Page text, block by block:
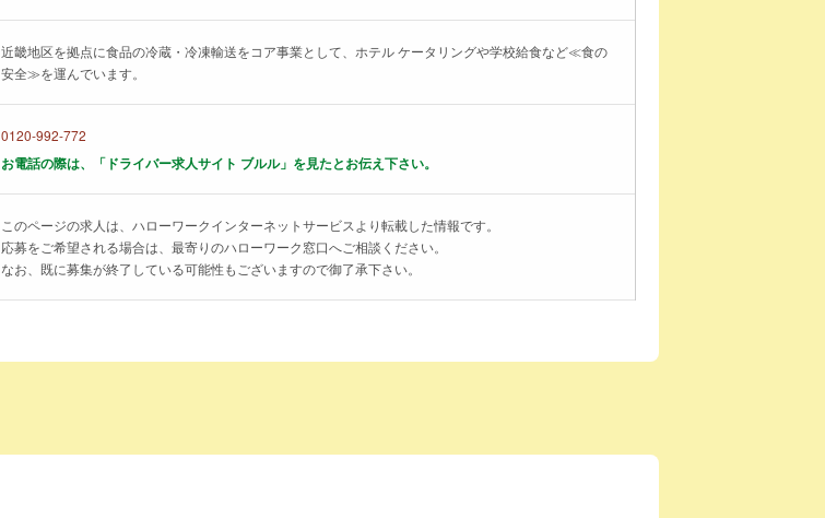
近畿地区を拠点に食品の冷蔵・冷凍輸送をコア事業として、ホテル ケータリングや学校給食など≪食の
安全≫を運んでいます。
0120-992-772
お電話の際は、「ドライバー求人サイト ブルル」を見たとお伝え下さい。
このページの求人は、ハローワークインターネットサービスより転載した情報です。
応募をご希望される場合は、最寄りのハローワーク窓口へご相談ください。
なお、既に募集が終了している可能性もございますので御了承下さい。